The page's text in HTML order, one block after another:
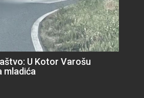
U Kotor Varošu
mladića